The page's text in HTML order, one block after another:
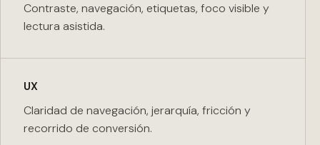
Contraste, navegación, etiquetas, foco visible y
lectura asistida.
UX
Claridad de navegación, jerarquía, fricción y
recorrido de conversión.